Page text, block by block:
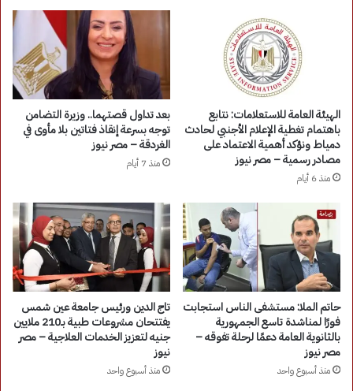
الهيئة العامة للاستعلامات: نتابع
باهتمام تغطية الإعلام الأجنبي لحادث
دمياط ونؤكد أهمية الاعتماد على
مصادر رسمية – مصر نيوز
منذ 6 أيام
بعد تداول قصتهما.. وزيرة التضامن
توجه بسرعة إنقاذ فتاتين بلا مأوى في
الغردقة – مصر نيوز
منذ 7 أيام
حاتم الملا: مستشفى الناس استجابت
فورًا لمناشدة تاسع الجمهورية
بالثانوية العامة دعمًا لرحلة تفوقه –
مصر نيوز
منذ أسبوع واحد
تاج الدين ورئيس جامعة عين شمس
يفتتحان مشروعات طبية بـ210 ملايين
جنيه لتعزيز الخدمات العلاجية – مصر
نيوز
منذ أسبوع واحد